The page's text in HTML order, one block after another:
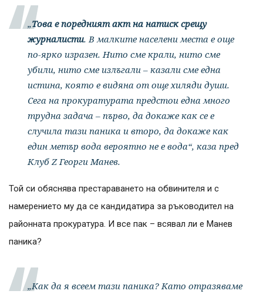
„Това е поредният акт на натиск срещу
журналисти. В малките населени места е още
по-ярко изразен. Нито сме крали, нито сме
убили, нито сме излъгали – казали сме една
истина, която е видяна от още хиляди души.
Сега на прокуратурата предстои една много
трудна задача – първо, да докаже как се е
случила тази паника и второ, да докаже как
един метър вода вероятно не е вода“, каза пред
Клуб Z Георги Манев.
Той си обяснява престараването на обвинителя и с
намерението му да се кандидатира за ръководител на
районната прокуратура. И все пак – всявал ли е Манев
паника?
„Как да я всеем тази паника? Като отразяваме